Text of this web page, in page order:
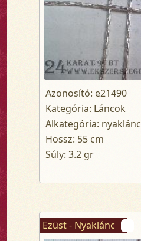
Azonosító: e21490
Kategória: Láncok
Alkategória: nyaklánc
Hossz: 55 cm
Súly: 3.2 gr
Ezüst - Nyaklánc